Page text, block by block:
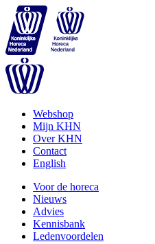
Webshop
Mijn KHN
Over KHN
Contact
English
Voor de horeca
Nieuws
Advies
Kennisbank
Ledenvoordelen